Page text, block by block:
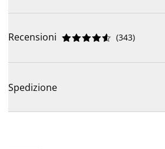
Recensioni 




 (343)
Spedizione